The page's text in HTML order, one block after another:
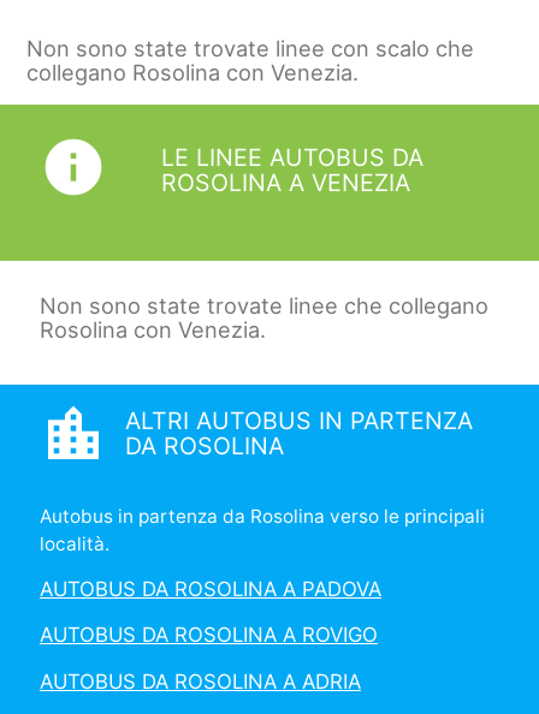
Non sono state trovate linee con scalo che
collegano Rosolina con Venezia.
info
LE LINEE AUTOBUS DA
ROSOLINA A VENEZIA
Non sono state trovate linee che collegano
Rosolina con Venezia.
location_city
ALTRI AUTOBUS IN PARTENZA
DA ROSOLINA
Autobus in partenza da Rosolina verso le principali
località.
AUTOBUS DA ROSOLINA A PADOVA
AUTOBUS DA ROSOLINA A ROVIGO
AUTOBUS DA ROSOLINA A ADRIA